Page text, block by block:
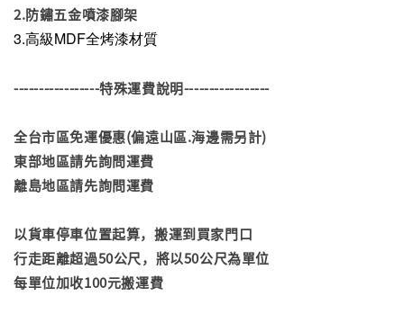
2.防鏽五金噴漆腳架
3.高級MDF全烤漆材質
-----------------特殊運費說明-----------------
全台市區免運優惠(偏遠山區.海邊需另計)
東部地區請先詢問運費
離島地區請先詢問運費
以貨車停車位置起算，搬運到買家門口
行走距離超過50公尺，將以50公尺為單位
每單位加收100元搬運費